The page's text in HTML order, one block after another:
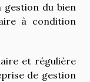
gestion du bien
à condition
et régulière
de gestion